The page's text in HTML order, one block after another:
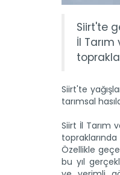
Siirt'te
İl
Siirt'te
tarımsal
Siirt İl Tarım
Özellikle
bu yıl